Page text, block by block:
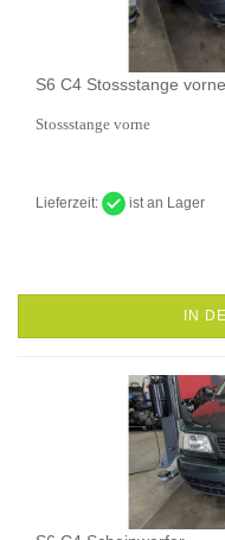
S6 C4 Stossstange vorne
Stossstange vorne
Lieferzeit: ist an Lager
IN